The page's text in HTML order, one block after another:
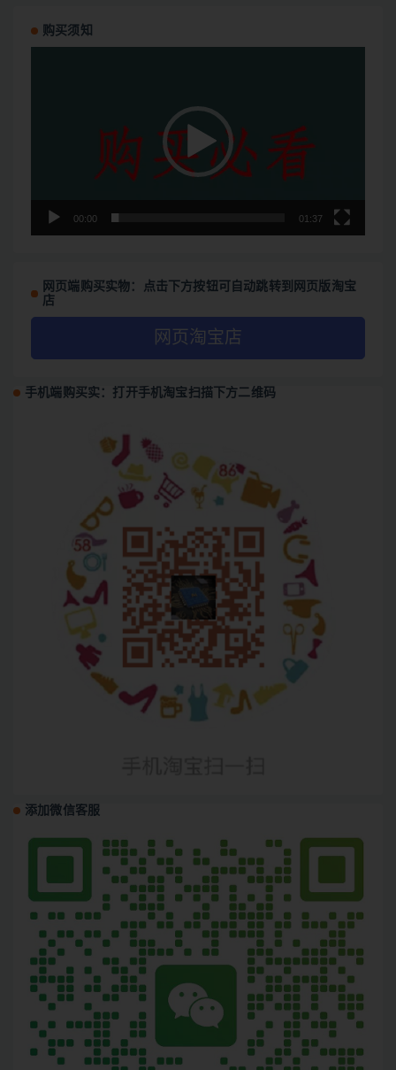
购买须知
00:00 01:37
网页端购买实物：点击下方按钮可自动跳转到网页版淘宝
店
网页淘宝店
手机端购买实：打开手机淘宝扫描下方二维码
添加微信客服